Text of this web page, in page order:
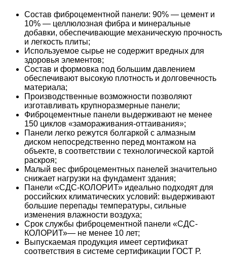
Состав фиброцементной панели: 90% — цемент и
10% — целлюлозная фибра и минеральные
добавки, обеспечивающие механическую прочность
и легкость плиты;
Используемое сырье не содержит вредных для
здоровья элементов;
Состав и формовка под большим давлением
обеспечивают высокую плотность и долговечность
материала;
Производственные возможности позволяют
изготавливать крупноразмерные панели;
Фиброцементные панели выдерживают не менее
150 циклов «замораживания-оттаивания»;
Панели легко режутся болгаркой с алмазным
диском непосредственно перед монтажом на
объекте, в соответствии с технологической картой
раскроя;
Малый вес фиброцементных панелей значительно
снижает нагрузки на фундамент здания;
Панели «СДС-КОЛОРИТ» идеально подходят для
российских климатических условий: выдерживают
большие перепады температуры, сильные
изменения влажности воздуха;
Срок службы фиброцементной панели «СДС-
КОЛОРИТ»— не менее 10 лет;
Выпускаемая продукция имеет сертификат
соответствия в системе сертификации ГОСТ Р.